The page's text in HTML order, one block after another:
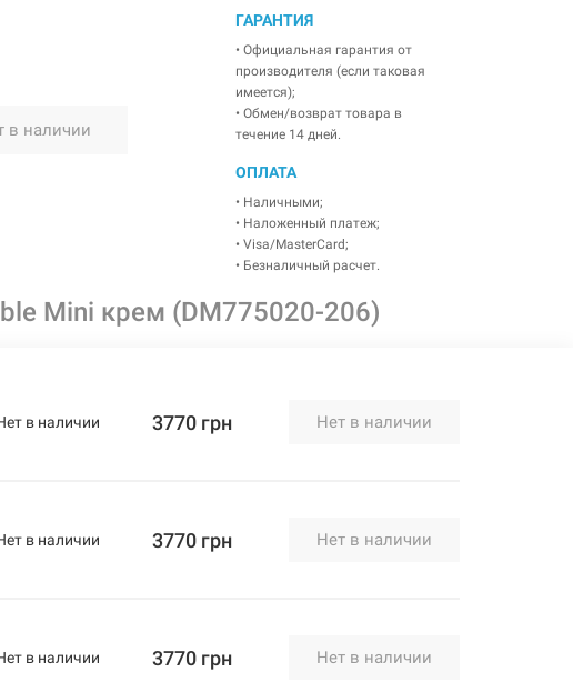
в наличии
ГАРАНТИЯ
• Официальная гарантия от
производителя (если таковая
имеется);
• Обмен/возврат товара в
течение 14 дней.
ОПЛАТА
• Наличными;
• Наложенный платеж;
• Visa/MasterCard;
• Безналичный расчет.
Mini крем (DM775020-206)
в наличии 3770 грн Нет в наличии
в наличии 3770 грн Нет в наличии
в наличии 3770 грн Нет в наличии